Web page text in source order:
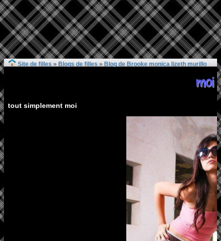
Site de filles » Blogs de filles » Blog de Brooke monica lizeth murillo
moi
tout simplement moi